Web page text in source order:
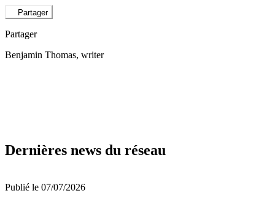
Partager
Partager
Benjamin Thomas, writer
Dernières news du réseau
Publié le 07/07/2026